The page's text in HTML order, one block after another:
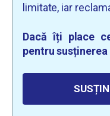
limitate, iar
Dacă îți place
pentru